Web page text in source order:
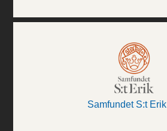
Samfundet S:t Erik